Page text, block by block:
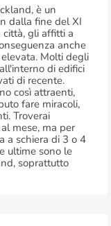
è un
dalla fine del XI
città, gli affitti a
anche
Molti degli
di edifici
di recente.
così attraenti,
fare miracoli,
Troverai
mese, ma per
a schiera di 3 o 4
ultime sono le
soprattutto